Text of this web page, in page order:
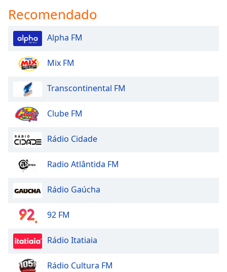
Recomendado
Alpha FM
Mix FM
Transcontinental FM
Clube FM
Rádio Cidade
Radio Atlântida FM
Rádio Gaúcha
92 FM
Rádio Itatiaia
Rádio Cultura FM